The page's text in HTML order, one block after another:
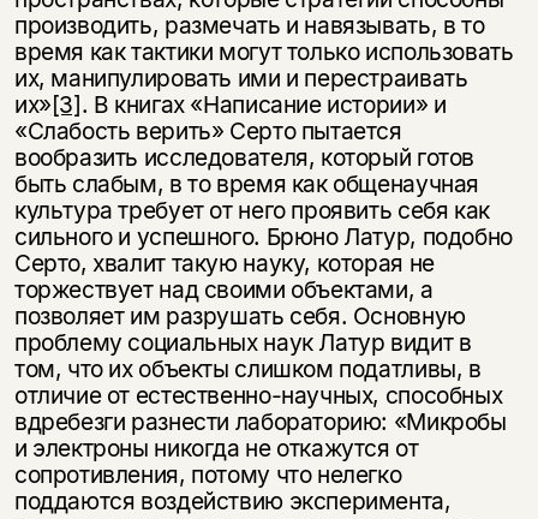
производить, размечать и навязывать, в то
время как тактики могут только использовать
их, манипулировать ими и перестраивать
их»[3]. В книгах «Написание истории» и
«Слабость верить» Серто пытается
вообразить исследователя, который готов
быть слабым, в то время как общенаучная
культура требует от него проявить себя как
сильного и успешного. Брюно Латур, подобно
Серто, хвалит такую науку, которая не
торжествует над своими объектами, а
позволяет им разрушать себя. Основную
проблему социальных наук Латур видит в
том, что их объекты слишком податливы, в
отличие от естественно-научных, способных
вдребезги разнести лабораторию: «Микробы
и электроны никогда не откажутся от
сопротивления, потому что нелегко
поддаются воздействию эксперимента,